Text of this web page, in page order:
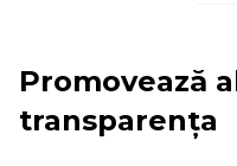
Promovează
transparența